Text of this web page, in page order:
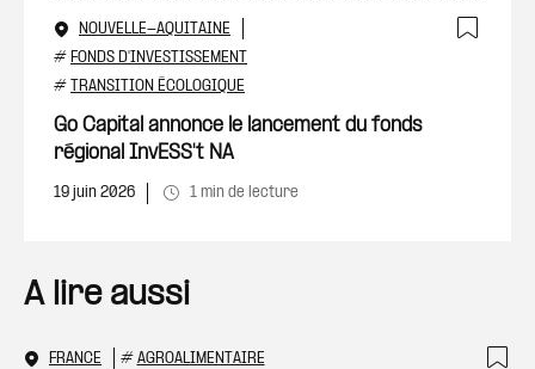
NOUVELLE-AQUITAINE
# FONDS D'INVESTISSEMENT
# TRANSITION ÉCOLOGIQUE
Go Capital annonce le lancement du fonds
régional InvESS't NA
19 juin 2026 1 min de lecture
A lire aussi
FRANCE # AGROALIMENTAIRE